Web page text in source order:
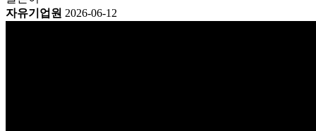
자유기업원 2026-06-12